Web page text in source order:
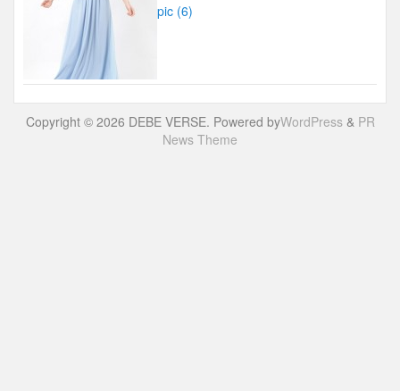
pic (6)
Copyright © 2026 DEBE VERSE. Powered byWordPress& PR
News Theme